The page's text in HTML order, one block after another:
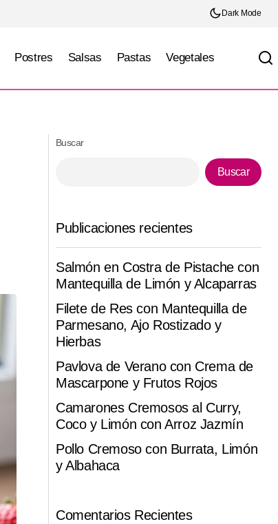
Dark Mode
Postres Salsas Pastas Vegetales
Buscar
Buscar
Publicaciones recientes
Salmón en Costra de Pistache con
Mantequilla de Limón y Alcaparras
Filete de Res con Mantequilla de
Parmesano, Ajo Rostizado y
Hierbas
Pavlova de Verano con Crema de
Mascarpone y Frutos Rojos
Camarones Cremosos al Curry,
Coco y Limón con Arroz Jazmín
Pollo Cremoso con Burrata, Limón
y Albahaca
Comentarios Recientes